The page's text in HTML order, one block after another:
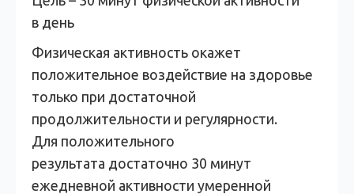
в день
Физическая активность окажет
положительное воздействие на здоровье
только при достаточной
продолжительности и регулярности.
Для положительного
результата достаточно 30 минут
ежедневной активности умеренной